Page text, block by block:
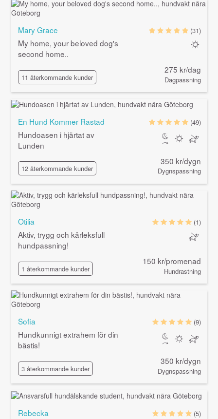
Mary Grace
My home, your beloved dog's
second home..
11 återkommande kunder
(31)
275 kr/dag
Dagpassning
En Hund Kommer Rastad
Hundoasen i hjärtat av
Lunden
12 återkommande kunder
(49)
350 kr/dygn
Dygnspassning
Otilia
Aktiv, trygg och kärleksfull
hundpassning!
1 återkommande kunder
(1)
150 kr/promenad
Hundrastning
Sofia
Hundkunnigt extrahem för din
bästis!
3 återkommande kunder
(9)
350 kr/dygn
Dygnspassning
Rebecka
(5)